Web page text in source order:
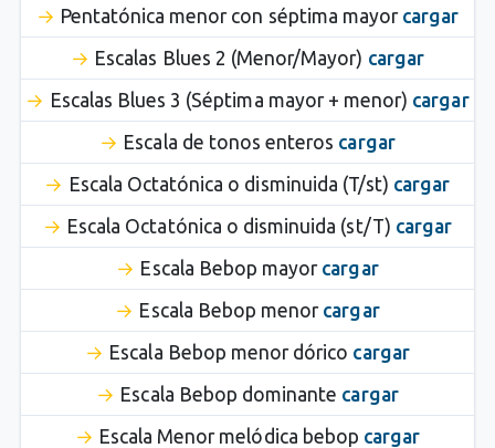
Pentatónica menor con séptima mayor cargar
Escalas Blues 2 (Menor/Mayor) cargar
Escalas Blues 3 (Séptima mayor + menor) cargar
Escala de tonos enteros cargar
Escala Octatónica o disminuida (T/st) cargar
Escala Octatónica o disminuida (st/T) cargar
Escala Bebop mayor cargar
Escala Bebop menor cargar
Escala Bebop menor dórico cargar
Escala Bebop dominante cargar
Escala Menor melódica bebop cargar